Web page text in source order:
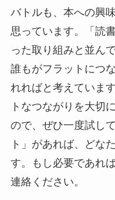
バトルも、本への興
思っています。「読
った取り組みと並ん
誰もがフラットにつ
れればと考えていま
トなつながりを大切
ので、ぜひ一度試し
ト」があれば、どな
す。もし必要であれ
連絡ください。